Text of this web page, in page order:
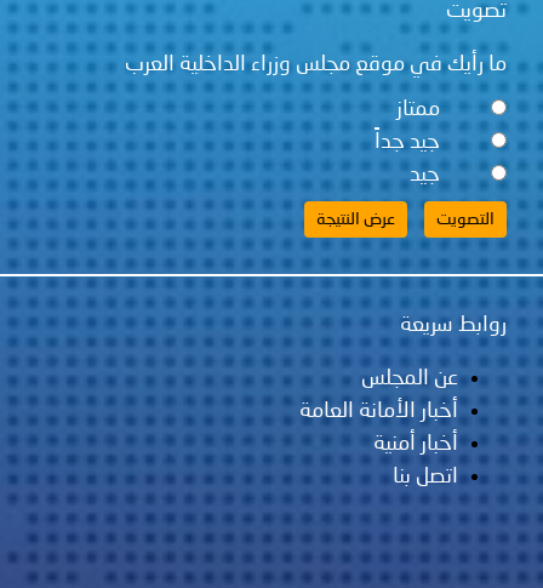
تصويت
ما رأيك في موقع مجلس وزراء الداخلية العرب
ممتاز
جيد جداً
جيد
روابط سريعة
عن المجلس
أخبار الأمانة العامة
أخبار أمنية
اتصل بنا